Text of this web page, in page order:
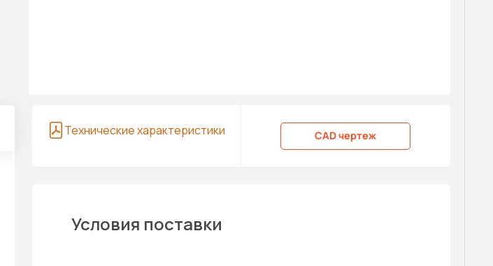
Технические характеристики CAD чертеж
Условия поставки